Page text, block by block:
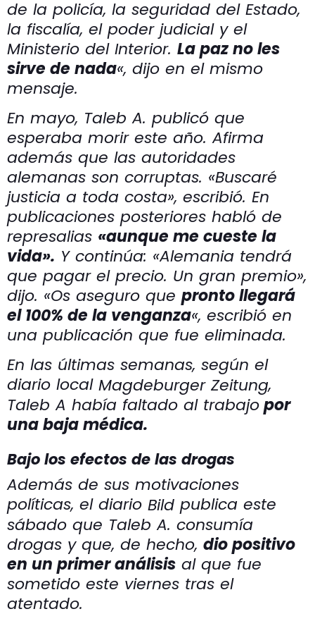
de la policía, la seguridad del Estado,
la fiscalía, el poder judicial y el
Ministerio del Interior. La paz no les
sirve de nada«, dijo en el mismo
mensaje.
En mayo, Taleb A. publicó que
esperaba morir este año. Afirma
además que las autoridades
alemanas son corruptas. «Buscaré
justicia a toda costa», escribió. En
publicaciones posteriores habló de
represalias «aunque me cueste la
vida». Y continúa: «Alemania tendrá
que pagar el precio. Un gran premio»,
dijo. «Os aseguro que pronto llegará
el 100% de la venganza«, escribió en
una publicación que fue eliminada.
En las últimas semanas, según el
diario local Magdeburger Zeitung,
Taleb A había faltado al trabajopor
una baja médica.
Bajo los efectos de las drogas
Además de sus motivaciones
políticas, el diario Bild publica este
sábado que Taleb A. consumía
drogas y que, de hecho, dio positivo
en un primer análisis al que fue
sometido este viernes tras el
atentado.